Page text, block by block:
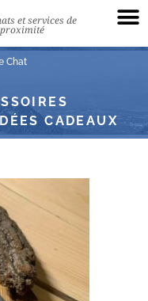
et services de
proximité
Chat
CADEAUX